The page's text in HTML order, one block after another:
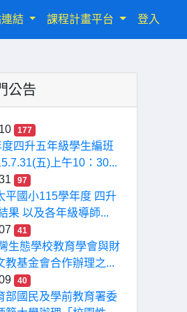
結 課程計畫平台 登入
公告
177
四升五年級學生編班
五)上午10：30...
97
平國小115學年度 四升
果 以及各年級導師...
41
生態學校教育學會與財
教基金會合作辦理之...
40
部國民及學前教育署委